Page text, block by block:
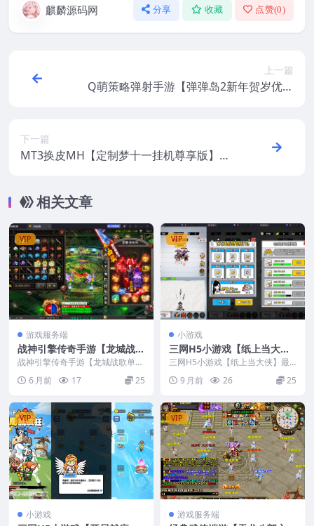
麒麟源码网 分享 收藏 点赞(0)
上一篇
Q萌策略弹射手游【弹弹岛2新年贺岁优化
下一篇
MT3换皮MH【定制梦十一挂机尊享版】最
相关文章
VIP
游戏服务端
战神引擎传奇手游【龙城战歌
单职业五大陆-白猪3】最新整
理Win系特色端+安卓苹果双
端+GM授权后台+视频教程
战神引擎传奇手游【龙城战歌单职
业五大陆-白猪3】最新整理Win系
特色端+安卓苹果...
6 月前 17 25
VIP
小游戏
三网H5小游戏【纸上当大
侠】最新整理CentOS手工服
务端+源码+安卓
三网H5小游戏【纸上当大侠】最
新整理CentOS手工服务端+源码
+安卓9 月前 26 25
VIP
小游戏
VIP
游戏服务端